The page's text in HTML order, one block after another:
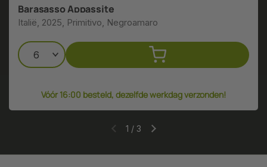
Barasasso Appassite
Italië, 2025, Primitivo, Negroamaro
Vóór 16:00 besteld, dezelfde werkdag verzonden!
1 / 3